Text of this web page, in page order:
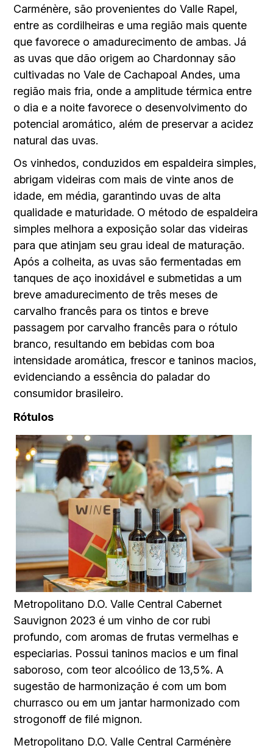
Carménère, são provenientes do Valle Rapel,
entre as cordilheiras e uma região mais quente
que favorece o amadurecimento de ambas. Já
as uvas que dão origem ao Chardonnay são
cultivadas no Vale de Cachapoal Andes, uma
região mais fria, onde a amplitude térmica entre
o dia e a noite favorece o desenvolvimento do
potencial aromático, além de preservar a acidez
natural das uvas.
Os vinhedos, conduzidos em espaldeira simples,
abrigam videiras com mais de vinte anos de
idade, em média, garantindo uvas de alta
qualidade e maturidade. O método de espaldeira
simples melhora a exposição solar das videiras
para que atinjam seu grau ideal de maturação.
Após a colheita, as uvas são fermentadas em
tanques de aço inoxidável e submetidas a um
breve amadurecimento de três meses de
carvalho francês para os tintos e breve
passagem por carvalho francês para o rótulo
branco, resultando em bebidas com boa
intensidade aromática, frescor e taninos macios,
evidenciando a essência do paladar do
consumidor brasileiro.
Rótulos
Metropolitano D.O. Valle Central Cabernet
Sauvignon 2023 é um vinho de cor rubi
profundo, com aromas de frutas vermelhas e
especiarias. Possui taninos macios e um final
saboroso, com teor alcoólico de 13,5%. A
sugestão de harmonização é com um bom
churrasco ou em um jantar harmonizado com
strogonoff de filé mignon.
Metropolitano D.O. Valle Central Carménère